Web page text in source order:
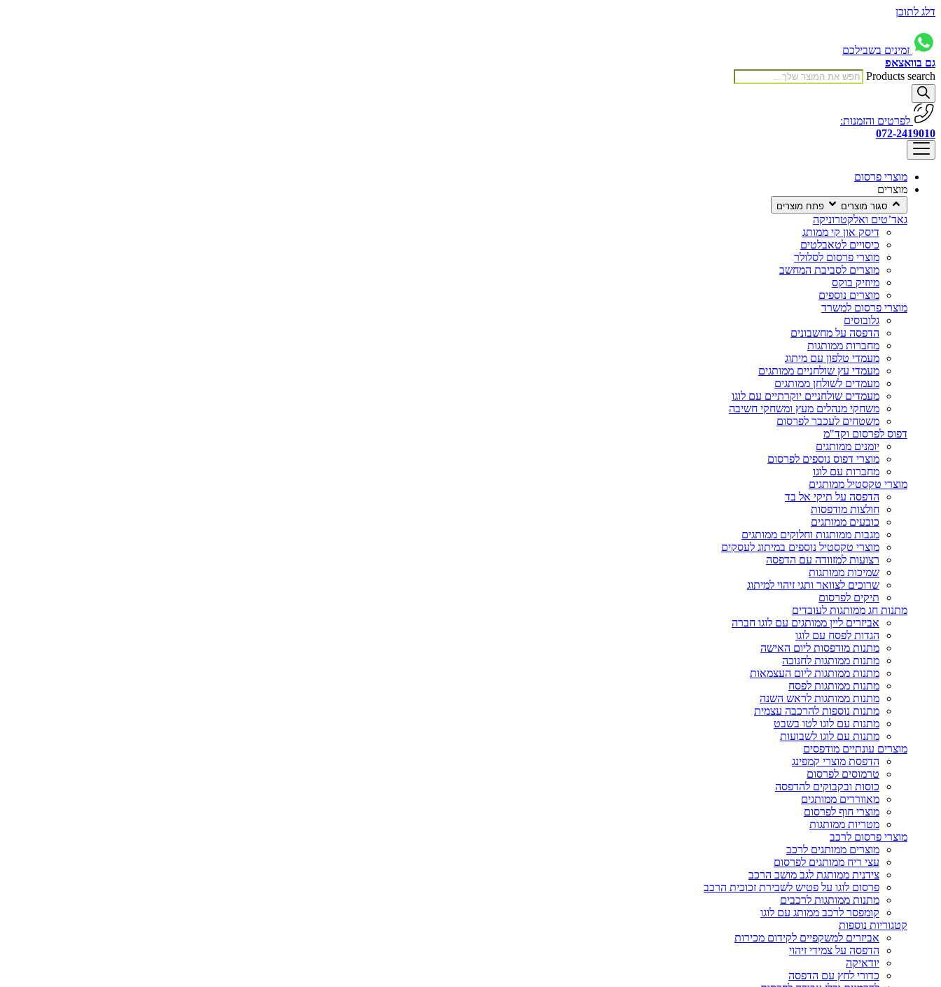
דלג לתוכן
זמינים בשבילכם
גם בוואצאפ
Products search
לפרטים והזמנות:
072-2419010
מוצרי פרסום
מוצרים
סגור מוצרים פתח מוצרים
גאד’טים ואלקטרוניקה
דיסק און קי ממותג
כיסויים לטאבלטים
מוצרי פרסום לסלולר
מוצרים לסביבת המחשב
מיוזיק בוקס
מוצרים נוספים
מוצרי פרסום למשרד
גלובוסים
הדפסה על מחשבונים
מחברות ממותגות
מעמדי טלפון עם מיתוג
מעמדי עץ שולחניים ממותגים
מעמדים לשולחן ממותגים
מעמדים שולחניים יוקרתיים עם לוגו
משחקי מנהלים מעץ ומשחקי חשיבה
משטחים לעכבר לפרסום
דפוס לפרסום וקד"מ
יומנים ממותגים
מוצרי דפוס נוספים לפרסום
מחברות עם לוגו
מוצרי טקסטיל ממותגים
הדפסה על תיקי אל בד
חולצות מודפסות
כובעים ממותגים
מגבות ממותגות וחלוקים ממותגים
מוצרי טקסטיל נוספים במיתוג לעסקים
רצועות למזוודה עם הדפסה
שמיכות ממותגות
שרוכים לצוואר ותגי זיהוי למיתוג
תיקים לפרסום
מתנות חג ממותגות לעובדים
אביזרים ליין ממותגים עם לוגו חברה
הגדות לפסח עם לוגו
מתנות מודפסות ליום האישה
מתנות ממותגות לחנוכה
מתנות ממותגות ליום העצמאות
מתנות ממותגות לפסח
מתנות ממותגות לראש השנה
מתנות נוספות להרכבה עצמית
מתנות עם לוגו לטו בשבט
מתנות עם לוגו לשבועות
מוצרים עונתיים מודפסים
הדפסת מוצרי קמפינג
טרמוסים לפרסום
כוסות ובקבוקים להדפסה
מאווררים ממותגים
מוצרי חוף לפרסום
מטריות ממותגות
מוצרי פרסום לרכב
מוצרים ממותגים לרכב
עצי ריח ממותגים לפרסום
צידנית ממותגת לגב מושב הרכב
פרסום לוגו על פטיש לשבירת זכוכית הרכב
מתנות ממותגות לרכבים
קומפסר לרכב ממותג עם לוגו
קטגוריות נוספות
אביזרים למשקפיים לקידום מכירות
הדפסה על צמידי זיהוי
יודאיקה
כדורי לחץ עם הדפסה